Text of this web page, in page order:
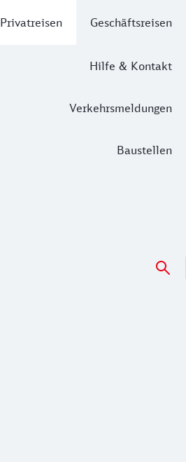
Privatreisen Geschäftsreisen
Hilfe & Kontakt
Verkehrsmeldungen
Baustellen